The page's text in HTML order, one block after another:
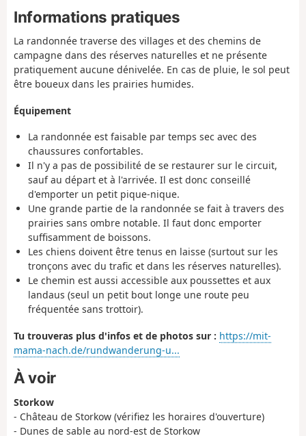
Informations pratiques
La randonnée traverse des villages et des chemins de
campagne dans des réserves naturelles et ne présente
pratiquement aucune dénivelée. En cas de pluie, le sol peut
être boueux dans les prairies humides.
Équipement
La randonnée est faisable par temps sec avec des
chaussures confortables.
Il n'y a pas de possibilité de se restaurer sur le circuit,
sauf au départ et à l'arrivée. Il est donc conseillé
d'emporter un petit pique-nique.
Une grande partie de la randonnée se fait à travers des
prairies sans ombre notable. Il faut donc emporter
suffisamment de boissons.
Les chiens doivent être tenus en laisse (surtout sur les
tronçons avec du trafic et dans les réserves naturelles).
Le chemin est aussi accessible aux poussettes et aux
landaus (seul un petit bout longe une route peu
fréquentée sans trottoir).
Tu trouveras plus d'infos et de photos sur : https://mit-
mama-nach.de/rundwanderung-u...
À voir
Storkow
- Château de Storkow (vérifiez les horaires d'ouverture)
- Dunes de sable au nord-est de Storkow